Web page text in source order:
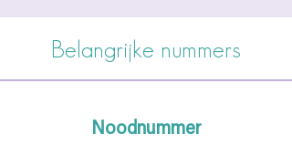
Belangrijke nummers
Noodnummer